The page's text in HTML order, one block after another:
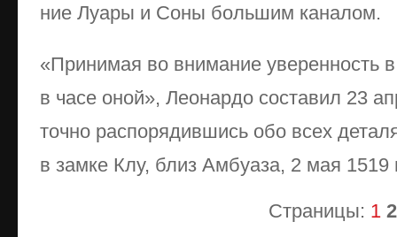
ние Луа­ры и Со­ны боль­шим ка­на­лом.
«При­ни­мая во вни­ма­ние уве­рен­ность
в ча­се оной», Ле­о­нар­до со­ста­вил 23
точ­но рас­по­ря­див­шись обо всех
в зам­ке Клу, близ Ам­буа­за, 2 мая 1519
Страницы: 1 2